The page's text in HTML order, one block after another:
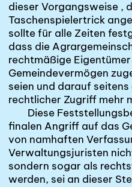
dieser Vorgangsweise ,
Taschenspielertrick
sollte für alle Zeiten
dass die
rechtmäßige
Gemeindevermögen
seien und darauf seitens
rechtlicher Zugriff mehr
Diese
finalen Angriff auf das
von namhaften
Verwaltungsjuristen
sondern sogar als
werden, sei an dieser